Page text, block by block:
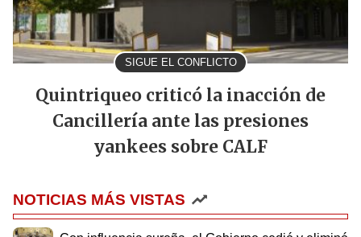
SIGUE EL CONFLICTO
Quintriqueo criticó la inacción de
Cancillería ante las presiones
yankees sobre CALF
NOTICIAS MÁS VISTAS